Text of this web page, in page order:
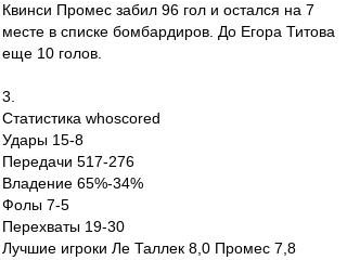
Квинси Промес забил 96 гол и остался на 7
месте в списке бомбардиров. До Егора Титова
еще 10 голов.
3.
Статистика whoscored
Удары 15-8
Передачи 517-276
Владение 65%-34%
Фолы 7-5
Перехваты 19-30
Лучшие игроки Ле Таллек 8,0 Промес 7,8